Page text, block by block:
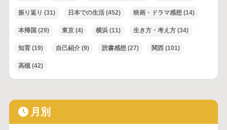
振り返り (31) 日本での生活(452) 映画・ドラマ感想(14)
本帰国 (29) 東京(4) 横浜(11) 生き方・考え方(34)
知育(19) 自己紹介(9) 読書感想(27) 関西(101)
高槻(42)
月別